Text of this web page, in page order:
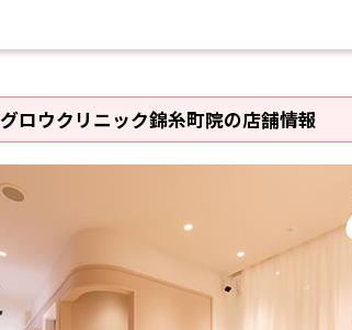
グロウクリニック錦糸町院の店舗情報